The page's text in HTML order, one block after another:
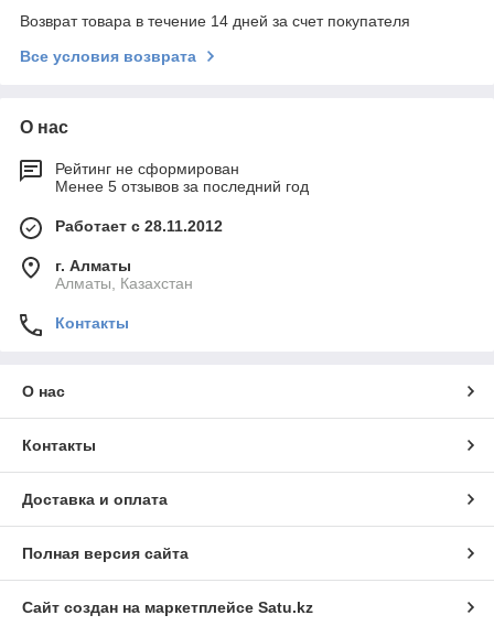
Возврат товара в течение 14 дней за счет покупателя
Все условия возврата
О нас
Рейтинг не сформирован
Менее 5 отзывов за последний год
Работает с 28.11.2012
г. Алматы
Алматы, Казахстан
Контакты
О нас
Контакты
Доставка и оплата
Полная версия сайта
Сайт создан на маркетплейсе Satu.kz